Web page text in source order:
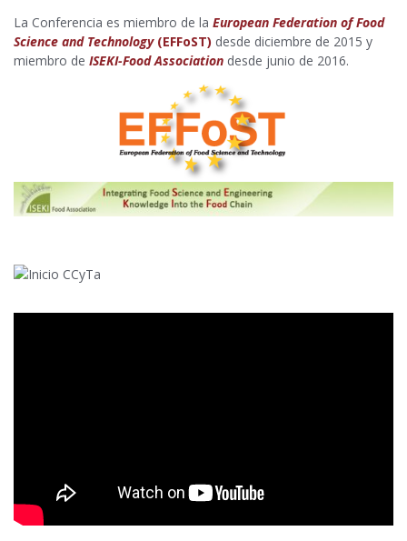
La Conferencia es miembro de la European Federation of Food
Science and Technology(EFFoST) desde diciembre de 2015 y
miembro de ISEKI-Food Association desde junio de 2016.